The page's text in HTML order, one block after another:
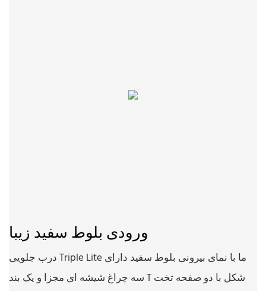
ورودی بلوط سفید زیبا
درب جلویی Triple Lite ما با نمای بیرونی بلوط سفید دارای
سه چراغ شیشه ای مجزا و یک بند T شکل با دو صفحه تخت